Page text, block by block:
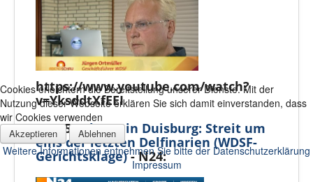
https://www.youtube.com/watch?
v=YksddtXfEEI
- 2015 -Shows in Duisburg: Streit um
eins der letzten Delfinarien (WDSF-
Gerichtsklage)- N24:
Cookies erleichtern die Bereitstellung unserer Dienste. Mit der
Nutzung dieser Webseite erklären Sie sich damit einverstanden, dass
wir Cookies verwenden
Akzeptieren Ablehnen
Weitere Informationen entnehmen Sie bitte der Datenschutzerklärung
Impressum